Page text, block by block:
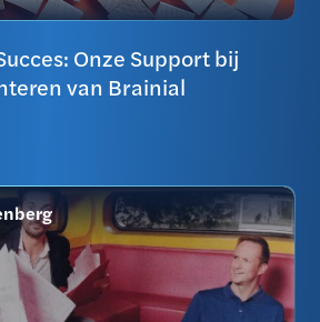
Onze Support bij
van Brainial